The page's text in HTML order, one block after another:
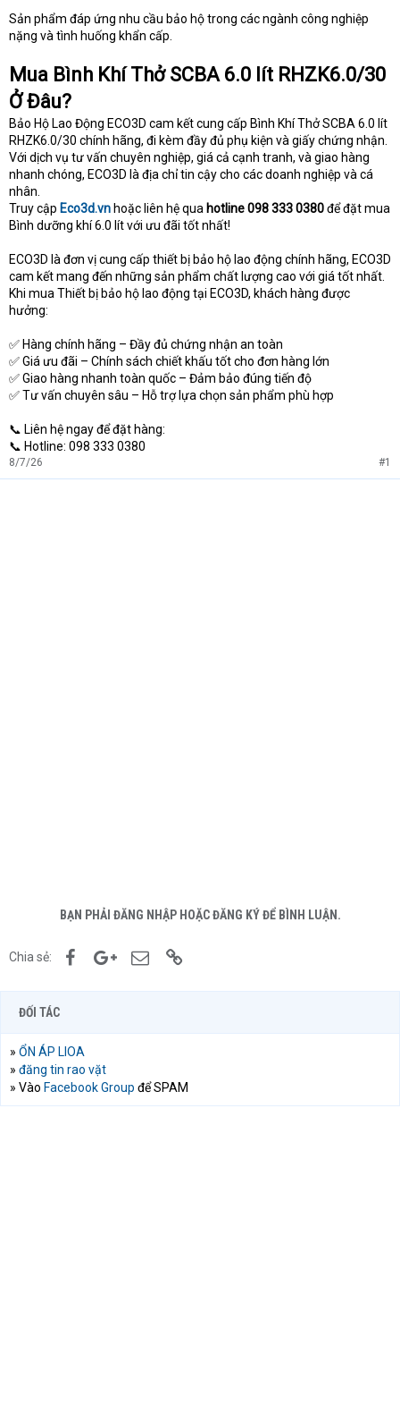
Sản phẩm đáp ứng nhu cầu bảo hộ trong các ngành công nghiệp
nặng và tình huống khẩn cấp.
Mua Bình Khí Thở SCBA 6.0 lít RHZK6.0/30
Ở Đâu?
Bảo Hộ Lao Động ECO3D cam kết cung cấp Bình Khí Thở SCBA 6.0 lít
RHZK6.0/30 chính hãng, đi kèm đầy đủ phụ kiện và giấy chứng nhận.
Với dịch vụ tư vấn chuyên nghiệp, giá cả cạnh tranh, và giao hàng
nhanh chóng, ECO3D là địa chỉ tin cậy cho các doanh nghiệp và cá
nhân.
Truy cập Eco3d.vn hoặc liên hệ qua hotline 098 333 0380để đặt mua
Bình dưỡng khí 6.0 lít với ưu đãi tốt nhất!
ECO3D là đơn vị cung cấp thiết bị bảo hộ lao động chính hãng, ECO3D
cam kết mang đến những sản phẩm chất lượng cao với giá tốt nhất.
Khi mua Thiết bị bảo hộ lao động tại ECO3D, khách hàng được
hưởng:
✅ Hàng chính hãng – Đầy đủ chứng nhận an toàn
✅ Giá ưu đãi – Chính sách chiết khấu tốt cho đơn hàng lớn
✅ Giao hàng nhanh toàn quốc – Đảm bảo đúng tiến độ
✅ Tư vấn chuyên sâu – Hỗ trợ lựa chọn sản phẩm phù hợp
📞 Liên hệ ngay để đặt hàng:
📞 Hotline: 098 333 0380
8/7/26 #1
BẠN PHẢI ĐĂNG NHẬP HOẶC ĐĂNG KÝ ĐỂ BÌNH LUẬN.
Chia sẻ: FacebookGoogle+Email
ĐỐI TÁC
» ỔN ÁP LIOA
» đăng tin rao vặt
» Vào Facebook Group để SPAM